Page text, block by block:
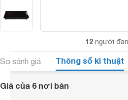
12 người
So sánh giá Thông số kĩ thuật
Giá của 6 nơi bán